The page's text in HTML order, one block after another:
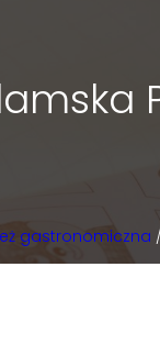
gastronomiczna